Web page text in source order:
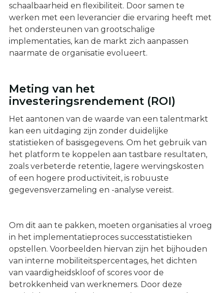
schaalbaarheid en flexibiliteit. Door samen te
werken met een leverancier die ervaring heeft met
het ondersteunen van grootschalige
implementaties, kan de markt zich aanpassen
naarmate de organisatie evolueert.
Meting van het
investeringsrendement (ROI)
Het aantonen van de waarde van een talentmarkt
kan een uitdaging zijn zonder duidelijke
statistieken of basisgegevens. Om het gebruik van
het platform te koppelen aan tastbare resultaten,
zoals verbeterde retentie, lagere wervingskosten
of een hogere productiviteit, is robuuste
gegevensverzameling en -analyse vereist.
Om dit aan te pakken, moeten organisaties al vroeg
in het implementatieproces successtatistieken
opstellen. Voorbeelden hiervan zijn het bijhouden
van interne mobiliteitspercentages, het dichten
van vaardigheidskloof of scores voor de
betrokkenheid van werknemers. Door deze